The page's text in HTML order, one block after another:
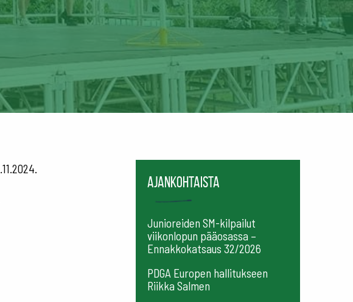
Ajankohtaista
Junioreiden SM-kilpailut
viikonlopun pääosassa –
Ennakkokatsaus 32/2026
PDGA Europen hallitukseen
Riikka Salmen